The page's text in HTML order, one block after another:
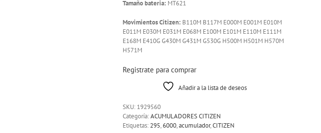
Tamaño bateria: MT621
Movimientos Citizen: B110M B117M E000M E001M E010M
E011M E030M E031M E068M E100M E101M E110M E111M
E168M E410G G430M G431M G530G H500M H501M H570M
H571M
Registrate para comprar
Añadir a la lista de deseos
SKU: 1929560
Categoría:ACUMULADORES CITIZEN
Etiquetas: 295,6000,acumulador,CITIZEN